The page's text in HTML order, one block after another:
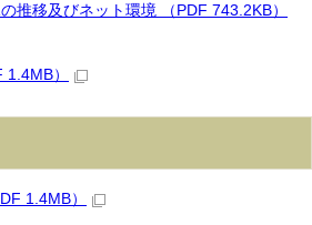
推移及びネット環境 （PDF 743.2KB）
）
1.4MB）